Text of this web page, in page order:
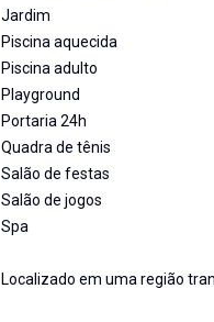
Jardim
Piscina aquecida
Piscina adulto
Playground
Portaria 24h
Quadra de tênis
Salão de festas
Salão de jogos
Spa
Localizado em uma região